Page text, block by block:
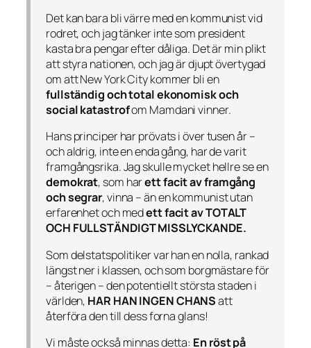
Det kan bara bli värre med en kommunist vid
rodret, och jag tänker inte som president
kasta bra pengar efter dåliga. Det är min plikt
att styra nationen, och jag är djupt övertygad
om att New York City kommer bli en
fullständig och total ekonomisk och
social katastrofom Mamdani vinner.
Hans principer har prövats i över tusen år –
och aldrig, inte en enda gång, har de varit
framgångsrika. Jag skulle mycket hellre se en
demokrat, som harett facit av framgång
och segrar, vinna – än en kommunist utan
erfarenhet och medett facit av TOTALT
OCH FULLSTÄNDIGT MISSLYCKANDE.
Som delstatspolitiker var han en nolla, rankad
längst ner i klassen, och som borgmästare för
– återigen – den potentiellt största staden i
världen, HAR HAN INGEN CHANSatt
återföra den till dess forna glans!
Vi måste också minnas detta: En röst på